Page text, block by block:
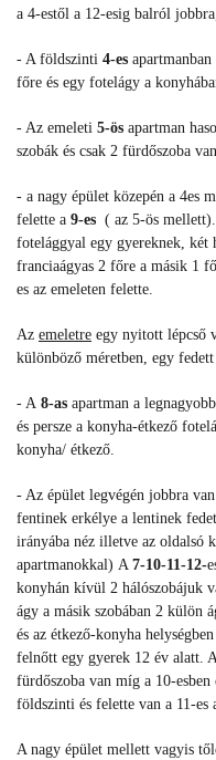
a 4-estől a 12-esig balról
- A földszinti 4-es
főre és egy fotelágy a
- Az emeleti 5-ös apartman
szobák és csak 2 fürdőszoba
- a nagy épület közepén a 4es
felette a 9-es ( az 5-ös
fotelággyal egy gyereknek, két
franciaágyas 2 főre a másik 1
es az emeleten felette.
Az emeletre egy nyitott lépcső
különböző méretben, egy
- A 8-as apartman a
és persze a konyha-étkező
konyha/ étkező.
- Az épület legvégén jobbra
fentinek erkélye a lentinek
irányába néz illetve az oldalsó
apartmanokkal) A 7-10-11-12-
konyhán kívül 2 hálószobájuk
ágy a másik szobában 2 külön
és az étkező-konyha
felnőtt egy gyerek 12 év alatt.
fürdőszoba van míg a 10-
földszinti és felette van a 11-es
A nagy épület mellett vagyis